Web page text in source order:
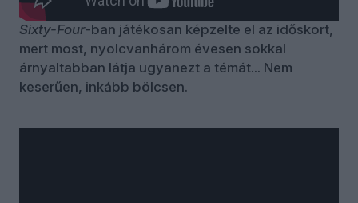
embert, aki hatvan évvel ezelőtt a
Sixty-Four-ban játékosan képzelte el az időskort,
mert most, nyolcvanhárom évesen sokkal
árnyaltabban látja ugyanezt a témát... Nem
keserűen, inkább bölcsen.